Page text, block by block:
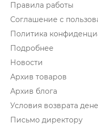
Правила работы
Соглашение с
Политика
Подробнее
Новости
Архив товаров
Архив блога
Условия возврата
Письмо директору